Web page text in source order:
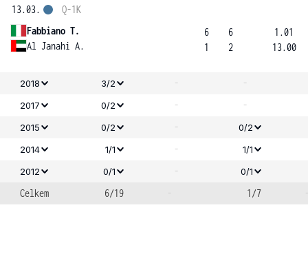
13.03.
Fabbiano T.
Al Janahi A.
Q-1K
6
1
6
2
1.01
13.00
2018 3/2 - -
2017 0/2 - -
2015 0/2 -
0/2
2014
1/1 -
1/1
2012
0/1 - 0/1
Celkem 6/19 - 1/7